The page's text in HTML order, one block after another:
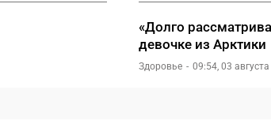
«Долго
девочке из Арктики
Здоровье 09:54, 03 августа